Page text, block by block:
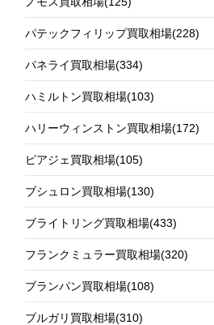
パテックフィリップ買取相場(228)
パネライ買取相場(334)
ハミルトン買取相場(103)
ハリーウィンストン買取相場(172)
ピアジェ買取相場(105)
ブシュロン買取相場(130)
ブライトリング買取相場(433)
フランクミュラー買取相場(320)
ブランパン買取相場(108)
ブルガリ買取相場(310)